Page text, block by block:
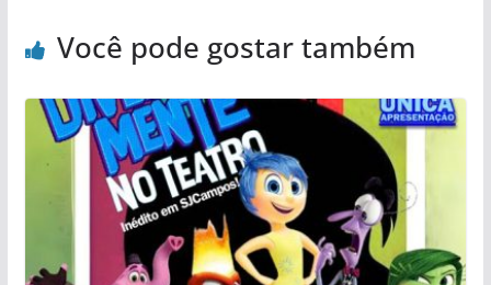
Você pode gostar também